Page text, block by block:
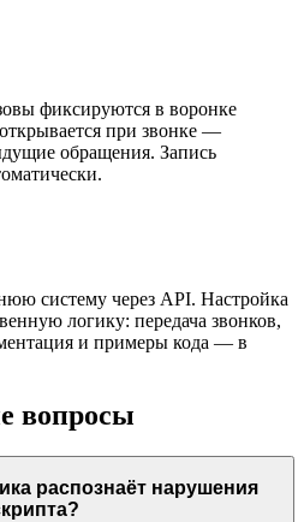
фиксируются в воронке
при звонке —
обращения. Запись
систему через API. Настройка
логику: передача звонков,
и примеры кода — в
вопросы
распознаёт нарушения